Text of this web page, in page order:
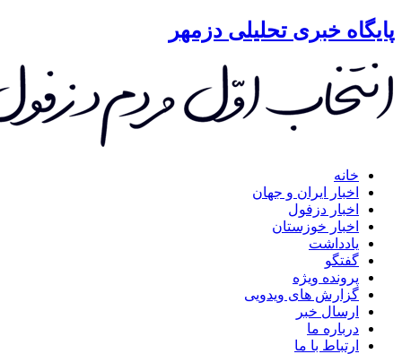
خبری تحلیلی دزمهر
خانه
اخبار ایران و جهان
اخبار دزفول
اخبار خوزستان
یادداشت
گفتگو
پرونده ویژه
گزارش های ویدویی
ارسال خبر
درباره ما
ارتباط با ما